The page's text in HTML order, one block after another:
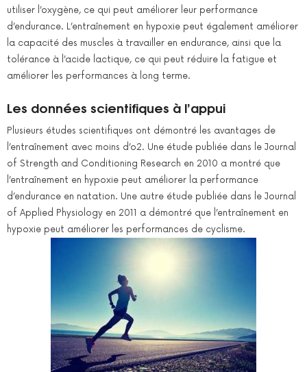
utiliser l’oxygène, ce qui peut améliorer leur performance
d’endurance. L’entraînement en hypoxie peut également améliorer
la capacité des muscles à travailler en endurance, ainsi que la
tolérance à l’acide lactique, ce qui peut réduire la fatigue et
améliorer les performances à long terme.
Les données scientifiques à l’appui
Plusieurs études scientifiques ont démontré les avantages de
l’entraînement avec moins d’o2. Une étude publiée dans le Journal
of Strength and Conditioning Research en 2010 a montré que
l’entraînement en hypoxie peut améliorer la performance
d’endurance en natation. Une autre étude publiée dans le Journal
of Applied Physiology en 2011 a démontré que l’entraînement en
hypoxie peut améliorer les performances de cyclisme.